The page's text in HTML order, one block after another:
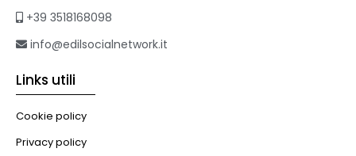
eBook
Formazione professionale
Illuminazione
+39 3518168098
info@edilsocialnetwork.it
Links utili
Cookie policy
Privacy policy